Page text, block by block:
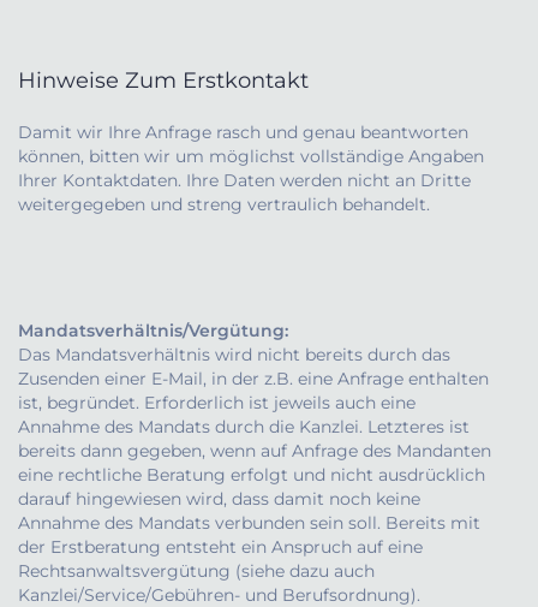
Hinweise Zum Erstkontakt
Damit wir Ihre Anfrage rasch und genau beantworten
können, bitten wir um möglichst vollständige Angaben
Ihrer Kontaktdaten. Ihre Daten werden nicht an Dritte
weitergegeben und streng vertraulich behandelt.
Mandatsverhältnis/Vergütung:
Das Mandatsverhältnis wird nicht bereits durch das
Zusenden einer E-Mail, in der z.B. eine Anfrage enthalten
ist, begründet. Erforderlich ist jeweils auch eine
Annahme des Mandats durch die Kanzlei. Letzteres ist
bereits dann gegeben, wenn auf Anfrage des Mandanten
eine rechtliche Beratung erfolgt und nicht ausdrücklich
darauf hingewiesen wird, dass damit noch keine
Annahme des Mandats verbunden sein soll. Bereits mit
der Erstberatung entsteht ein Anspruch auf eine
Rechtsanwaltsvergütung (siehe dazu auch
Kanzlei/Service/Gebühren- und Berufsordnung).